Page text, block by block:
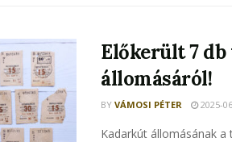
Előkerült 7
állomásáról!
BY VÁMOSI PÉTER 2025-
Kadarkút állomásának